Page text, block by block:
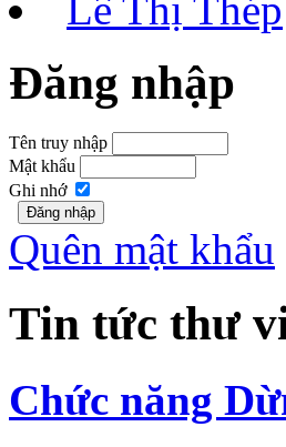
Đăng nhập
Tên truy nhập
Mật khẩu
Ghi nhớ
Quên mật khẩu
Tin tức thư
Chức năng